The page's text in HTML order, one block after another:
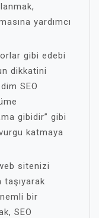
yardımcı
gibi edebi
dikkatini
SEO
gibidir” gibi
katmaya
sitenizi
taşıyarak
bir
SEO